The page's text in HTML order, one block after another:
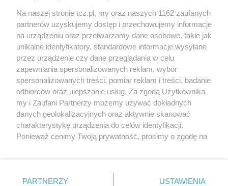
O FIRMIE POLITYKA PRYWATNOŚCI HOSTING
REKLAMA WSPÓŁPRACA RSS FACEBOOK KONTAKT
Nasze serwisy
Aktualności
Tcz24
Historia miasta
Muzyka i kultura
Archiwum wydarzeń
Zdjęcia miasta
Na naszej stronie tcz.pl, my oraz naszych 1162 zaufanych
partnerów uzyskujemy dostęp i przechowujemy informacje
na urządzeniu oraz przetwarzamy dane osobowe, takie jak
unikalne identyfikatory, standardowe informacje wysyłane
przez urządzenie czy dane przeglądania w celu
zapewniania spersonalizowanych reklam, wybór
spersonalizowanych treści, pomiar reklam i treści, badanie
odbiorców oraz ulepszanie usług. Za zgodą Użytkownika
my i Zaufani Partnerzy możemy używać dokładnych
danych geolokalizacyjnych oraz aktywnie skanować
charakterystykę urządzenia do celów identyfikacji.
Ponieważ cenimy Twoją prywatność, prosimy o zgodę na
znajdujący się w lewym dolnym rogu strony
. Niektóre
PARTNERZY USTAWIENIA